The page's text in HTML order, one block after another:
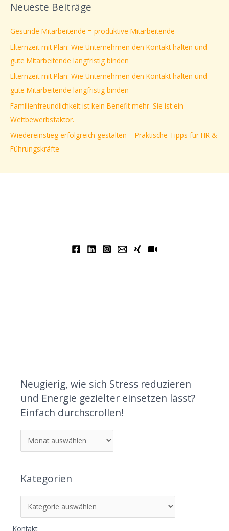
h
n
a
c
h
:
Neueste Beiträge
Gesunde Mitarbeitende = produktive Mitarbeitende
Elternzeit mit Plan: Wie Unternehmen den Kontakt halten und
gute Mitarbeitende langfristig binden
Elternzeit mit Plan: Wie Unternehmen den Kontakt halten und
gute Mitarbeitende langfristig binden
Familienfreundlichkeit ist kein Benefit mehr. Sie ist ein
Wettbewerbsfaktor.
Wiedereinstieg erfolgreich gestalten – Praktische Tipps für HR &
Führungskräfte
Neugierig, wie sich Stress reduzieren
und Energie gezielter einsetzen lässt?
Einfach durchscrollen!
Kategorien
Kontakt